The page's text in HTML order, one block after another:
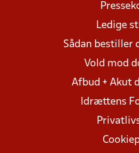
Ledige
Sådan bestiller
Vold mod
Afbud + Akut
Idrættens